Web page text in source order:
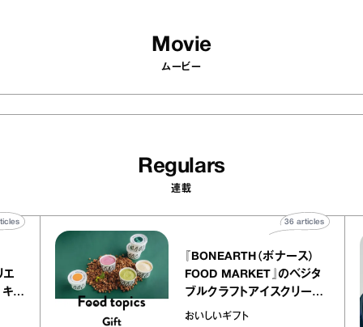
Movie
ムービー
Regulars
連載
トリエ
ープ キャ
40articles
『BONEARTH（ボナース）
FOOD MARKET』のベジタ
ブルクラフトアイスクリーム
｜真野知子の「おいしいギフ
おいしいギフト
36articles